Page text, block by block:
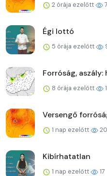
2 órája ezelőtt 7
Égi lottó
5 órája ezelőtt
Forróság, aszály:
8 órája ezelőtt
Versengő
1 nap ezelőtt 20
Kibírhatatlan
1 nap ezelőtt 17